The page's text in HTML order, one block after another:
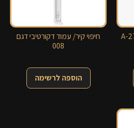
חיפוי קיר/ עמוד דקורטיבי דגם
008
הוספה לרשימה